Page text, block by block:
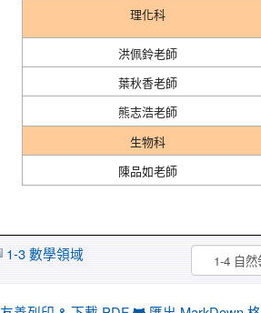
理化科
洪佩鈴​老師
葉秋香老師
熊志浩老師
生物科
陳品如老師
1-3 數學領域